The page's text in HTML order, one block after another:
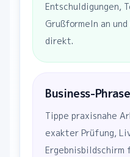
Entschuldigungen,
Grußformeln an
direkt.
Business-
Tippe praxisnahe
exakter Prüfung,
Ergebnisbildschirm